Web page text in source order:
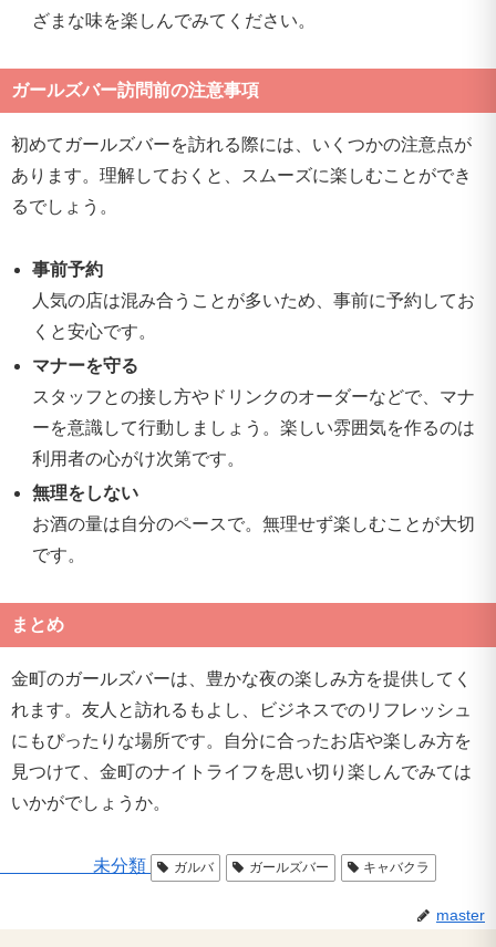
ざまな味を楽しんでみてください。
ガールズバー訪問前の注意事項
初めてガールズバーを訪れる際には、いくつかの注意点が
あります。理解しておくと、スムーズに楽しむことができ
るでしょう。
事前予約
人気の店は混み合うことが多いため、事前に予約してお
くと安心です。
マナーを守る
スタッフとの接し方やドリンクのオーダーなどで、マナ
ーを意識して行動しましょう。楽しい雰囲気を作るのは
利用者の心がけ次第です。
無理をしない
お酒の量は自分のペースで。無理せず楽しむことが大切
です。
まとめ
金町のガールズバーは、豊かな夜の楽しみ方を提供してく
れます。友人と訪れるもよし、ビジネスでのリフレッシュ
にもぴったりな場所です。自分に合ったお店や楽しみ方を
見つけて、金町のナイトライフを思い切り楽しんでみては
いかがでしょうか。
未分類 ガルバ ガールズバー キャバクラ
master